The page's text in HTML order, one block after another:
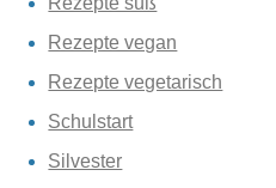
Rezepte vegan
Rezepte vegetarisch
Schulstart
Silvester